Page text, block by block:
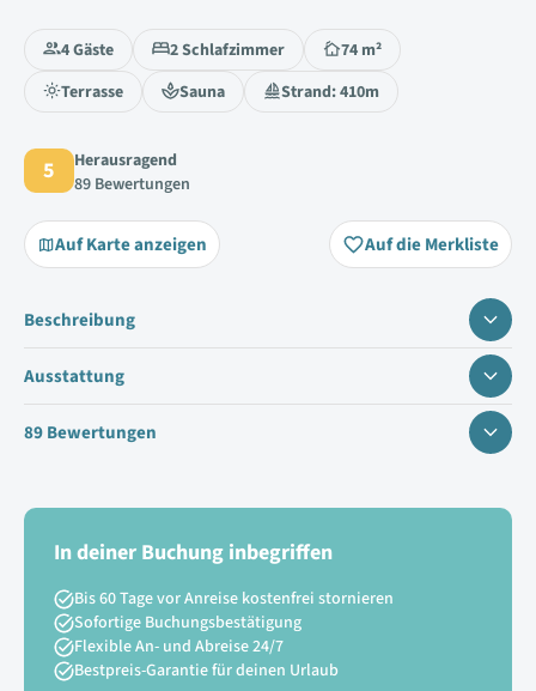
4 Gäste 2 Schlafzimmer
74 m²
Terrasse
Sauna Strand: 410m
5
Herausragend
89 Bewertungen
Auf Karte anzeigen Auf die Merkliste
Beschreibung
Ausstattung
89 Bewertungen
In deiner Buchung inbegriffen
Bis 60 Tage vor Anreise kostenfrei stornieren
Sofortige Buchungsbestätigung
Flexible An- und Abreise 24/7
Bestpreis-Garantie für deinen Urlaub